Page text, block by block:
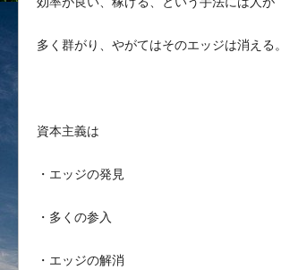
多く群がり、やがてはそのエッジは消える。
資本主義は
・エッジの発見
・多くの参入
・エッジの解消